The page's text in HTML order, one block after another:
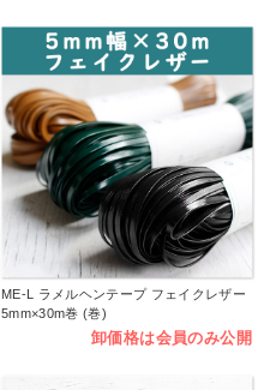
ME-L ラメルヘンテープ フェイクレザー
5mm×30m巻 (巻)
卸価格は会員のみ公開